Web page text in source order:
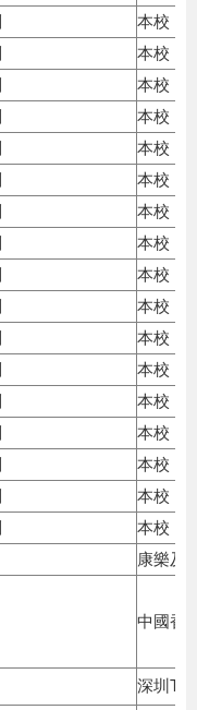
本校
本校
本校
本校
本校
本校
本校
本校
本校
本校
本校
本校
本校
本校
本校
本校
本校
康樂及
中國香
深圳